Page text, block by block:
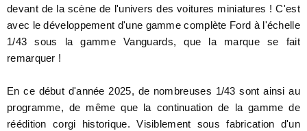
devant de la scène de l'univers des voitures miniatures ! C'est
avec le développement d'une gamme complète Ford à l'échelle
1/43 sous la gamme Vanguards, que la marque se fait
remarquer !
En ce début d'année 2025, de nombreuses 1/43 sont ainsi au
programme, de même que la continuation de la gamme de
réédition corgi historique. Visiblement sous fabrication d'un